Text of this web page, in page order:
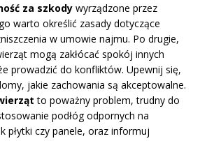
za szkody wyrządzone przez
warto określić zasady dotyczące
w umowie najmu. Po drugie,
mogą zakłócać spokój innych
prowadzić do konfliktów. Upewnij się,
jakie zachowania są akceptowalne.
to poważny problem, trudny do
podłóg odpornych na
płytki czy panele, oraz informuj